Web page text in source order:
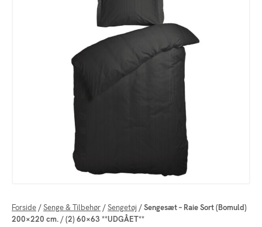
Forside /Senge & Tilbehør /Sengetøj /Sengesæt – Raie Sort (Bomuld)
200×220 cm. / (2) 60×63 **UDGÅET**